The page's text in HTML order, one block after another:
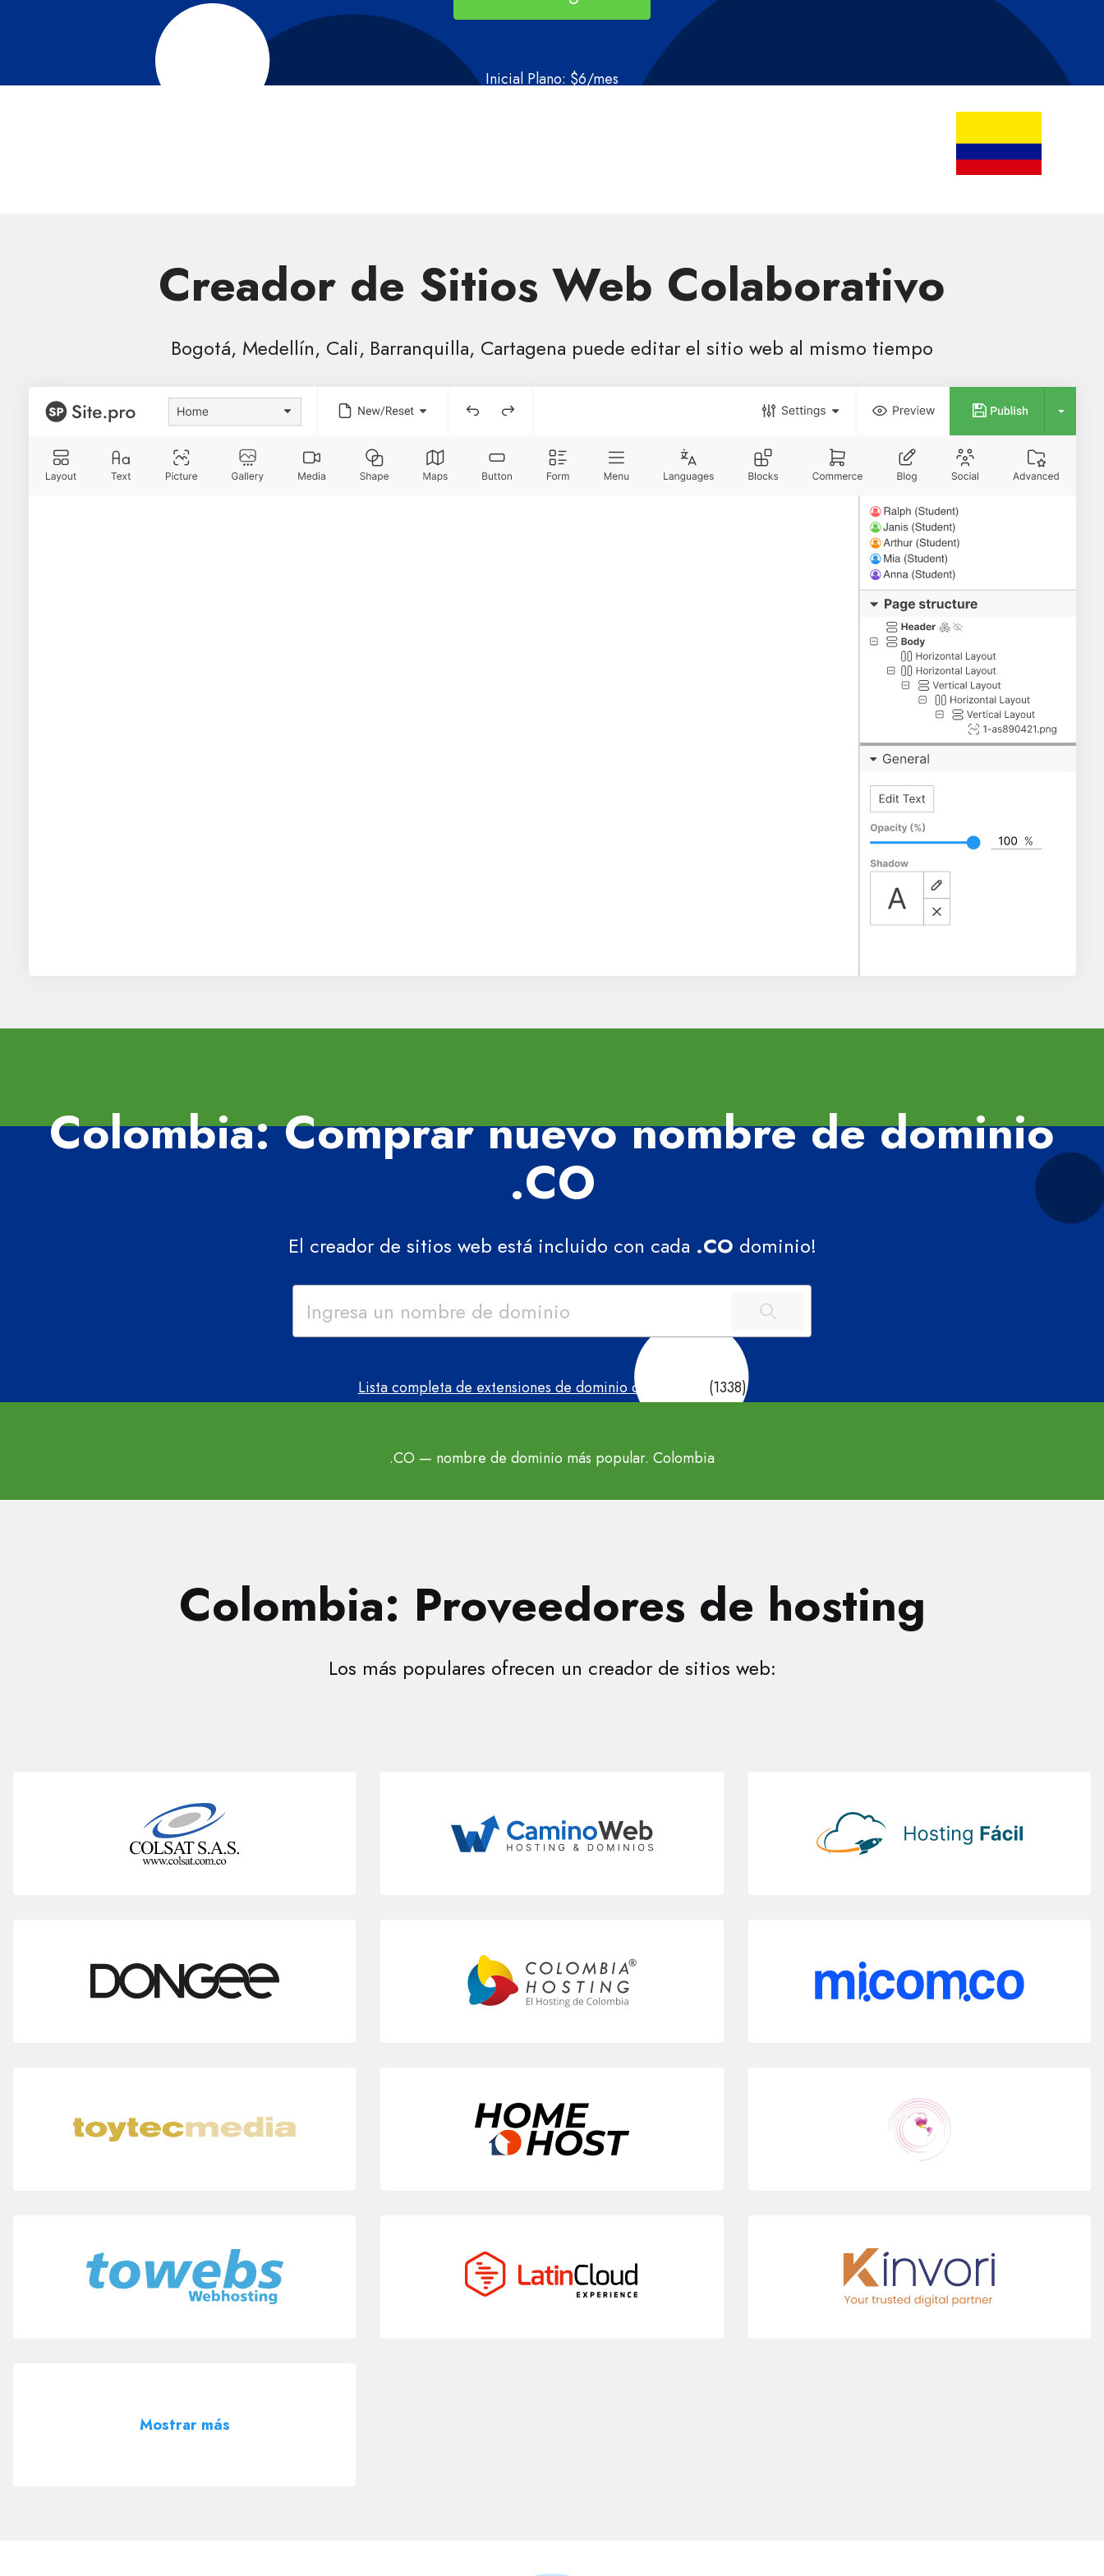
Inicial Plano: $6/mes
Creador de Sitios Web Colaborativo
Bogotá, Medellín, Cali, Barranquilla, Cartagena puede editar el sitio web al mismo tiempo
Colombia: Comprar nuevo nombre de dominio
.CO
El creador de sitios web está incluido con cada .CO dominio!
Lista completa de extensiones de dominio disponibles (1338)
.CO — nombre de dominio más popular. Colombia
Colombia: Proveedores de hosting
Los más populares ofrecen un creador de sitios web:
Mostrar más